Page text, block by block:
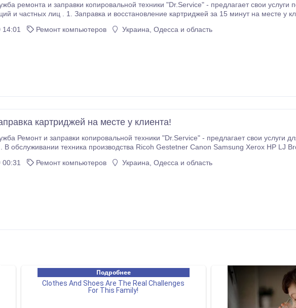
ремонта и заправки копировальной техники "Dr.Service" - предлагает свои услуги
и частных лиц . 1. Заправка и восстановление картриджей за 15 минут на месте у
14:01
Ремонт компьютеров Украина, Одесса и область
картриджей на месте у клиента!
Ремонт и заправки копировальной техники "Dr.Service" - предлагает свои услуги
техника производства Ricoh Gestetner Canon Samsung Xerox HP LJ Brother Epson Что Мы делаем
00:31
Ремонт компьютеров Украина, Одесса и область